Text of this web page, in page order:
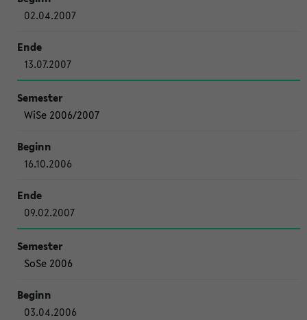
02.04.2007
13.07.2007
WiSe 2006/2007
16.10.2006
09.02.2007
SoSe 2006
03.04.2006